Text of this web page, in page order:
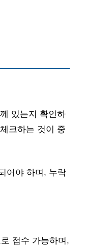
있는지 확인하
크하는 것이 중
어야 하며, 누락
접수 가능하며,